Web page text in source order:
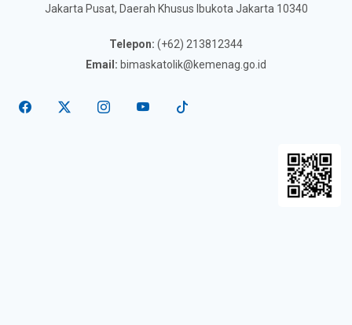
Jakarta Pusat, Daerah Khusus Ibukota Jakarta 10340
Telepon: (+62) 213812344
Email: bimaskatolik@kemenag.go.id